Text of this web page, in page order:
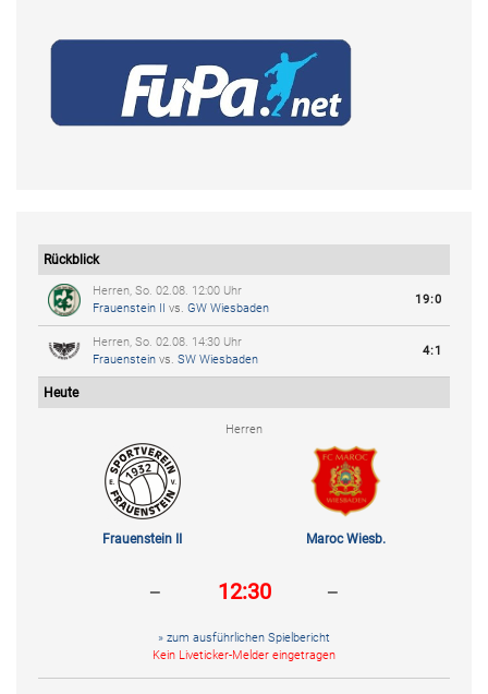
Rückblick
Herren, So. 02.08. 12:00 Uhr
Frauenstein II vs. GW Wiesbaden
19:0
Herren, So. 02.08. 14:30 Uhr
Frauenstein vs. SW Wiesbaden
4:1
Heute
Herren
Frauenstein II Maroc Wiesb.
- 12:30 -
» zum ausführlichen Spielbericht
Kein Liveticker-Melder eingetragen